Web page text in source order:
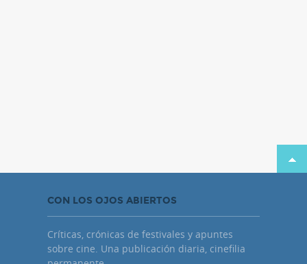
CON LOS OJOS ABIERTOS
Críticas, crónicas de festivales y apuntes
sobre cine. Una publicación diaria, cinefilia